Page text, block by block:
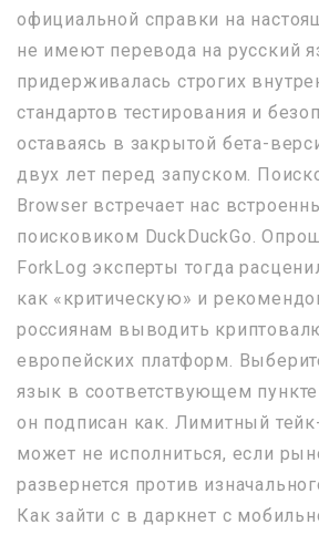
официальной справки на
не имеют перевода на русский
придерживалась строгих
стандартов тестирования и
оставаясь в закрытой бета-
двух лет перед запуском.
Browser встречает нас
поисковиком DuckDuckGo.
ForkLog эксперты тогда
как «критическую» и
россиянам выводить
европейских платформ.
язык в соответствующем пункте
он подписан как. Лимитный
может не исполниться, если
развернется против
Как зайти с в даркнет с